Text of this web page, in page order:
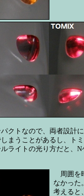
クトなので、両者設計
まうことがあるし、
ライトの光り方だと、
周囲を
なかった
考えると